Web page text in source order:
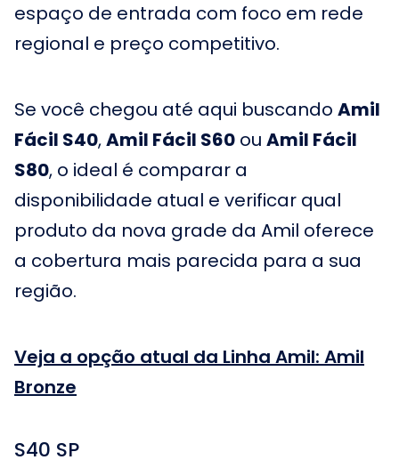
espaço de entrada com foco em rede
regional e preço competitivo.
Se você chegou até aqui buscando Amil
Fácil S40,Amil Fácil S60 ou Amil Fácil
S80, o ideal é comparar a
disponibilidade atual e verificar qual
produto da nova grade da Amil oferece
a cobertura mais parecida para a sua
região.
Veja a opção atual da Linha Amil: Amil
Bronze
S40 SP